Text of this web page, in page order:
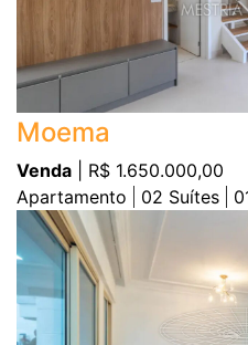
Moema
Venda | R$ 1.650.000,00
Apartamento
02 Suítes